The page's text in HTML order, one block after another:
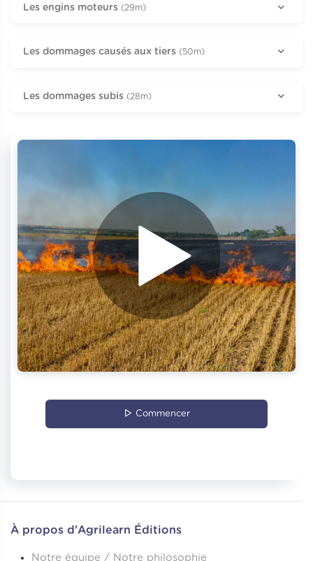
Les engins moteurs (29m)
Les dommages causés aux tiers (50m)
Les dommages subis (28m)
Commencer
À propos d'Agrilearn Éditions
Notre équipe / Notre philosophie